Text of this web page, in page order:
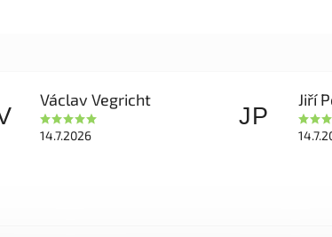
Václav Vegricht
14.7.2026
JP
Jiří